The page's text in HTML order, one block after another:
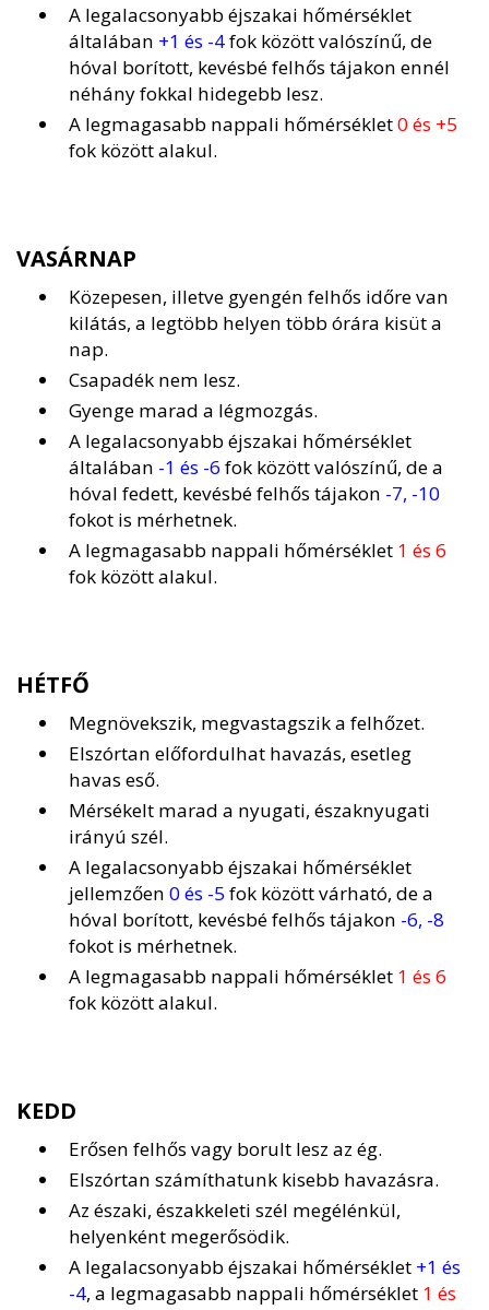
A legalacsonyabb éjszakai hőmérséklet
általában +1 és -4fok között valószínű, de
hóval borított, kevésbé felhős tájakon ennél
néhány fokkal hidegebb lesz.
A legmagasabb nappali hőmérséklet0 és +5
fok között alakul.
VASÁRNAP
Közepesen, illetve gyengén felhős időre van
kilátás, a legtöbb helyen több órára kisüt a
nap.
Csapadék nem lesz.
Gyenge marad a légmozgás.
A legalacsonyabb éjszakai hőmérséklet
általában -1 és -6 fok között valószínű, de a
hóval fedett, kevésbé felhős tájakon -7, -10
fokot is mérhetnek.
A legmagasabb nappali hőmérséklet 1 és 6
fok között alakul.
HÉTFŐ
Megnövekszik, megvastagszik a felhőzet.
Elszórtan előfordulhat havazás, esetleg
havas eső.
Mérsékelt marad a nyugati, északnyugati
irányú szél.
A legalacsonyabb éjszakai hőmérséklet
jellemzően 0 és -5 fok között várható, de a
hóval borított, kevésbé felhős tájakon -6, -8
fokot is mérhetnek.
A legmagasabb nappali hőmérséklet 1 és 6
fok között alakul.
KEDD
Erősen felhős vagy borult lesz az ég.
Elszórtan számíthatunk kisebb havazásra.
Az északi, északkeleti szél megélénkül,
helyenként megerősödik.
A legalacsonyabb éjszakai hőmérséklet +1 és
-4, a legmagasabb nappali hőmérséklet 1 és